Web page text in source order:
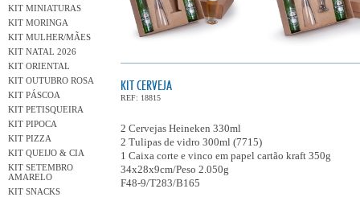
KIT MINIATURAS
KIT MORINGA
KIT MULHER/MÃES
KIT NATAL 2026
KIT ORIENTAL
KIT OUTUBRO ROSA
KIT PÁSCOA
KIT PETISQUEIRA
KIT PIPOCA
KIT PIZZA
KIT QUEIJO & CIA
KIT SETEMBRO
AMARELO
KIT SNACKS
KIT CERVEJA
REF: 18815
2 Cervejas Heineken 330ml
2 Tulipas de vidro 300ml (7715)
1 Caixa corte e vinco em papel cartão kraft 350g
34x28x9cm/Peso 2.050g
F48-9/T283/B165